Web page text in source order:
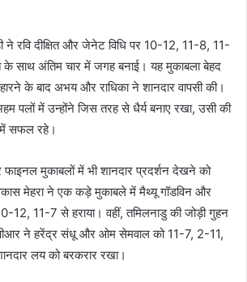
ने रवि दीक्षित और जेनेट विधि पर 10-12, 11-8, 11-
साथ अंतिम चार में जगह बनाई। यह मुकाबला बेहद
के बाद अभय और राधिका ने शानदार वापसी की।
पलों में उन्होंने जिस तरह से धैर्य बनाए रखा, उसी की
सफल रहे।
फाइनल मुकाबलों में भी शानदार प्रदर्शन देखने को
मेहरा ने एक कड़े मुकाबले में मैथ्यू गॉडविन और
12, 11-7 से हराया। वहीं, तमिलनाडु की जोड़ी गुहन
ने हरेंद्र संधू और ओम सेमवाल को 11-7, 2-11,
लय को बरकरार रखा।